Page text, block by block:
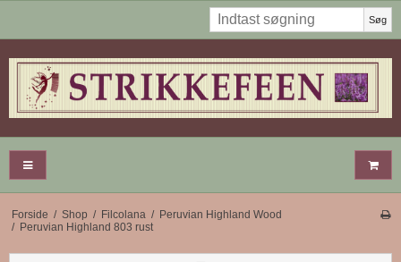
Søg
Forside / Shop / Filcolana / Peruvian Highland Wood
/ Peruvian Highland 803 rust